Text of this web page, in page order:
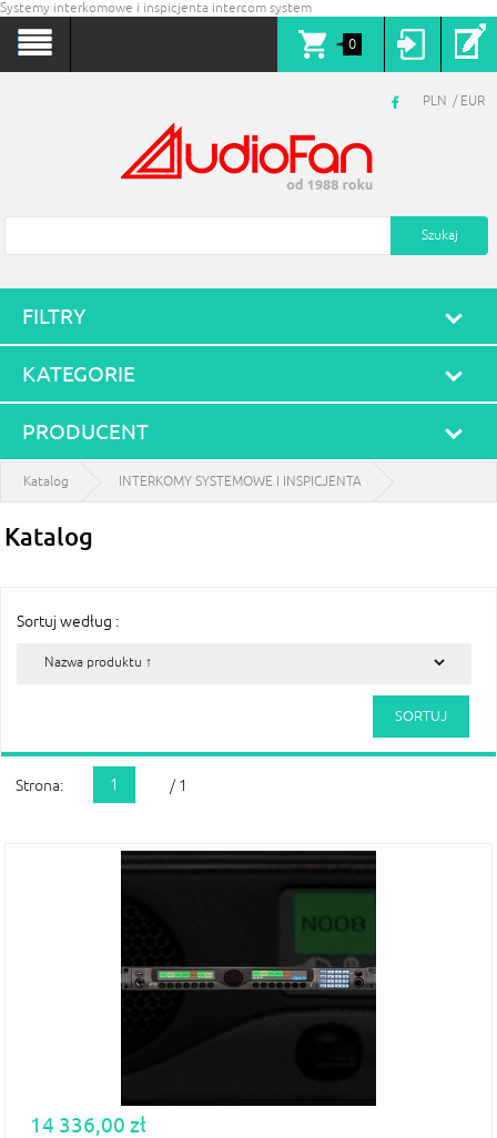
Systemy interkomowe i inspicjenta intercom system
0
PLN EUR
FILTRY
KATEGORIE
PRODUCENT
Katalog INTERKOMY SYSTEMOWE I INSPICJENTA
Katalog
Sortuj według :
Strona: 1 / 1
14 336,00 zł